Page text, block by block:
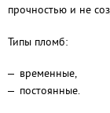
прочностью и не
Типы пломб:
временные,
постоянные.